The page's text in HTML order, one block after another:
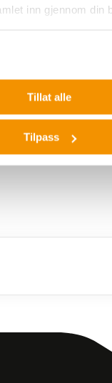
inn gjennom din
Tillat alle
Tilpass